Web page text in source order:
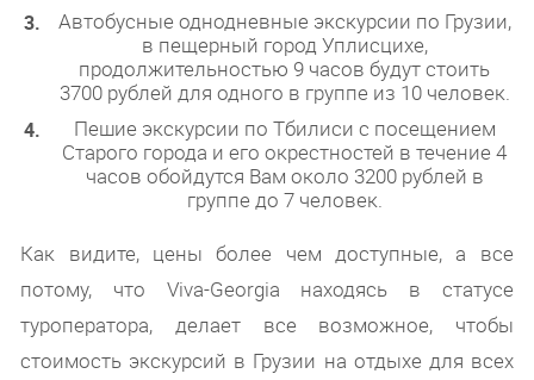
Автобусные однодневные экскурсии по Грузии,
в пещерный город Уплисцихе,
продолжительностью 9 часов будут стоить
3700 рублей для одного в группе из 10 человек.
Пешие экскурсии по Тбилиси с посещением
Старого города и его окрестностей в течение 4
часов обойдутся Вам около 3200 рублей в
группе до 7 человек.
Как видите, цены более чем доступные, а все
потому, что Viva-Georgia находясь в статусе
туроператора, делает все возможное, чтобы
стоимость экскурсий в Грузии на отдыхе для всех